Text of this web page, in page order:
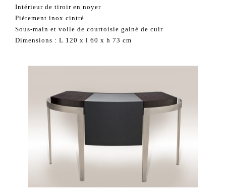
Intérieur de tiroir en noyer
Piètement inox cintré
Sous-main et voile de courtoisie gainé de cuir
Dimensions : L 120 x l 60 x h 73 cm